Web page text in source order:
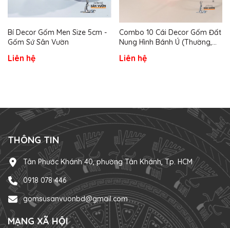
Bí Decor Gốm Men Size 5cm -
Gốm Sứ Sân Vườn
Liên hệ
Combo 10 Cái Decor Gốm Đất
Nung Hình Bánh Ú (Thường,
Gốm Sứ Sân Vườn
Liên hệ
THÔNG TIN
Tân Phước Khánh 40, phường Tân Khánh, Tp. HCM
0918 078 446
gomsusanvuonbd@gmail.com
MẠNG XÃ HỘI